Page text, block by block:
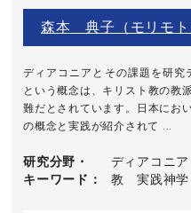
森本 典子（モリモ
ディアコニアとその課題を研究
という概念は、キリスト教の教
難だとされています。日本にお
の概念と実践が紹介されて ...
研究分野・
キーワード
ディアコニ
教 実践神学